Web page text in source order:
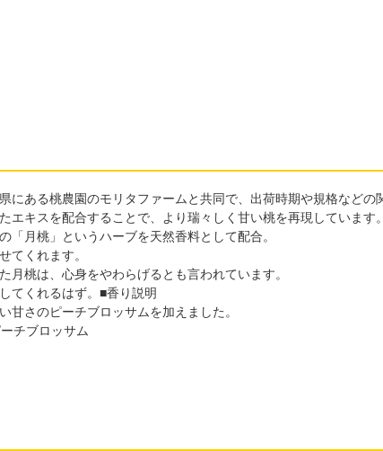
ある桃農園のモリタファームと共同で、出荷時期や規格などの
キスを配合することで、より瑞々しく甘い桃を再現しています。
月桃」というハーブを天然香料として配合。
てくれます。
桃は、心身をやわらげるとも言われています。
てくれるはず。■香り説明
さのピーチブロッサムを加えました。
チブロッサム